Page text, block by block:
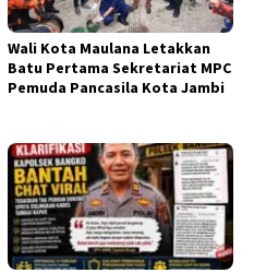
Wali Kota Maulana Letakkan
Batu Pertama Sekretariat MPC
Pemuda Pancasila Kota Jambi